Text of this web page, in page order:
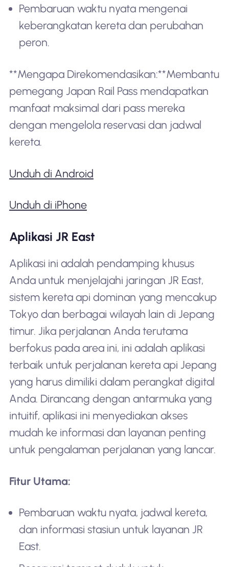
Pembaruan waktu nyata mengenai
keberangkatan kereta dan perubahan
peron.
**Mengapa Direkomendasikan:**Membantu
pemegang Japan Rail Pass mendapatkan
manfaat maksimal dari pass mereka
dengan mengelola reservasi dan jadwal
kereta.
Unduh di Android
Unduh di iPhone
Aplikasi JR East
Aplikasi ini adalah pendamping khusus
Anda untuk menjelajahi jaringan JR East,
sistem kereta api dominan yang mencakup
Tokyo dan berbagai wilayah lain di Jepang
timur. Jika perjalanan Anda terutama
berfokus pada area ini, ini adalah aplikasi
terbaik untuk perjalanan kereta api Jepang
yang harus dimiliki dalam perangkat digital
Anda. Dirancang dengan antarmuka yang
intuitif, aplikasi ini menyediakan akses
mudah ke informasi dan layanan penting
untuk pengalaman perjalanan yang lancar.
Fitur Utama:
Pembaruan waktu nyata, jadwal kereta,
dan informasi stasiun untuk layanan JR
East.